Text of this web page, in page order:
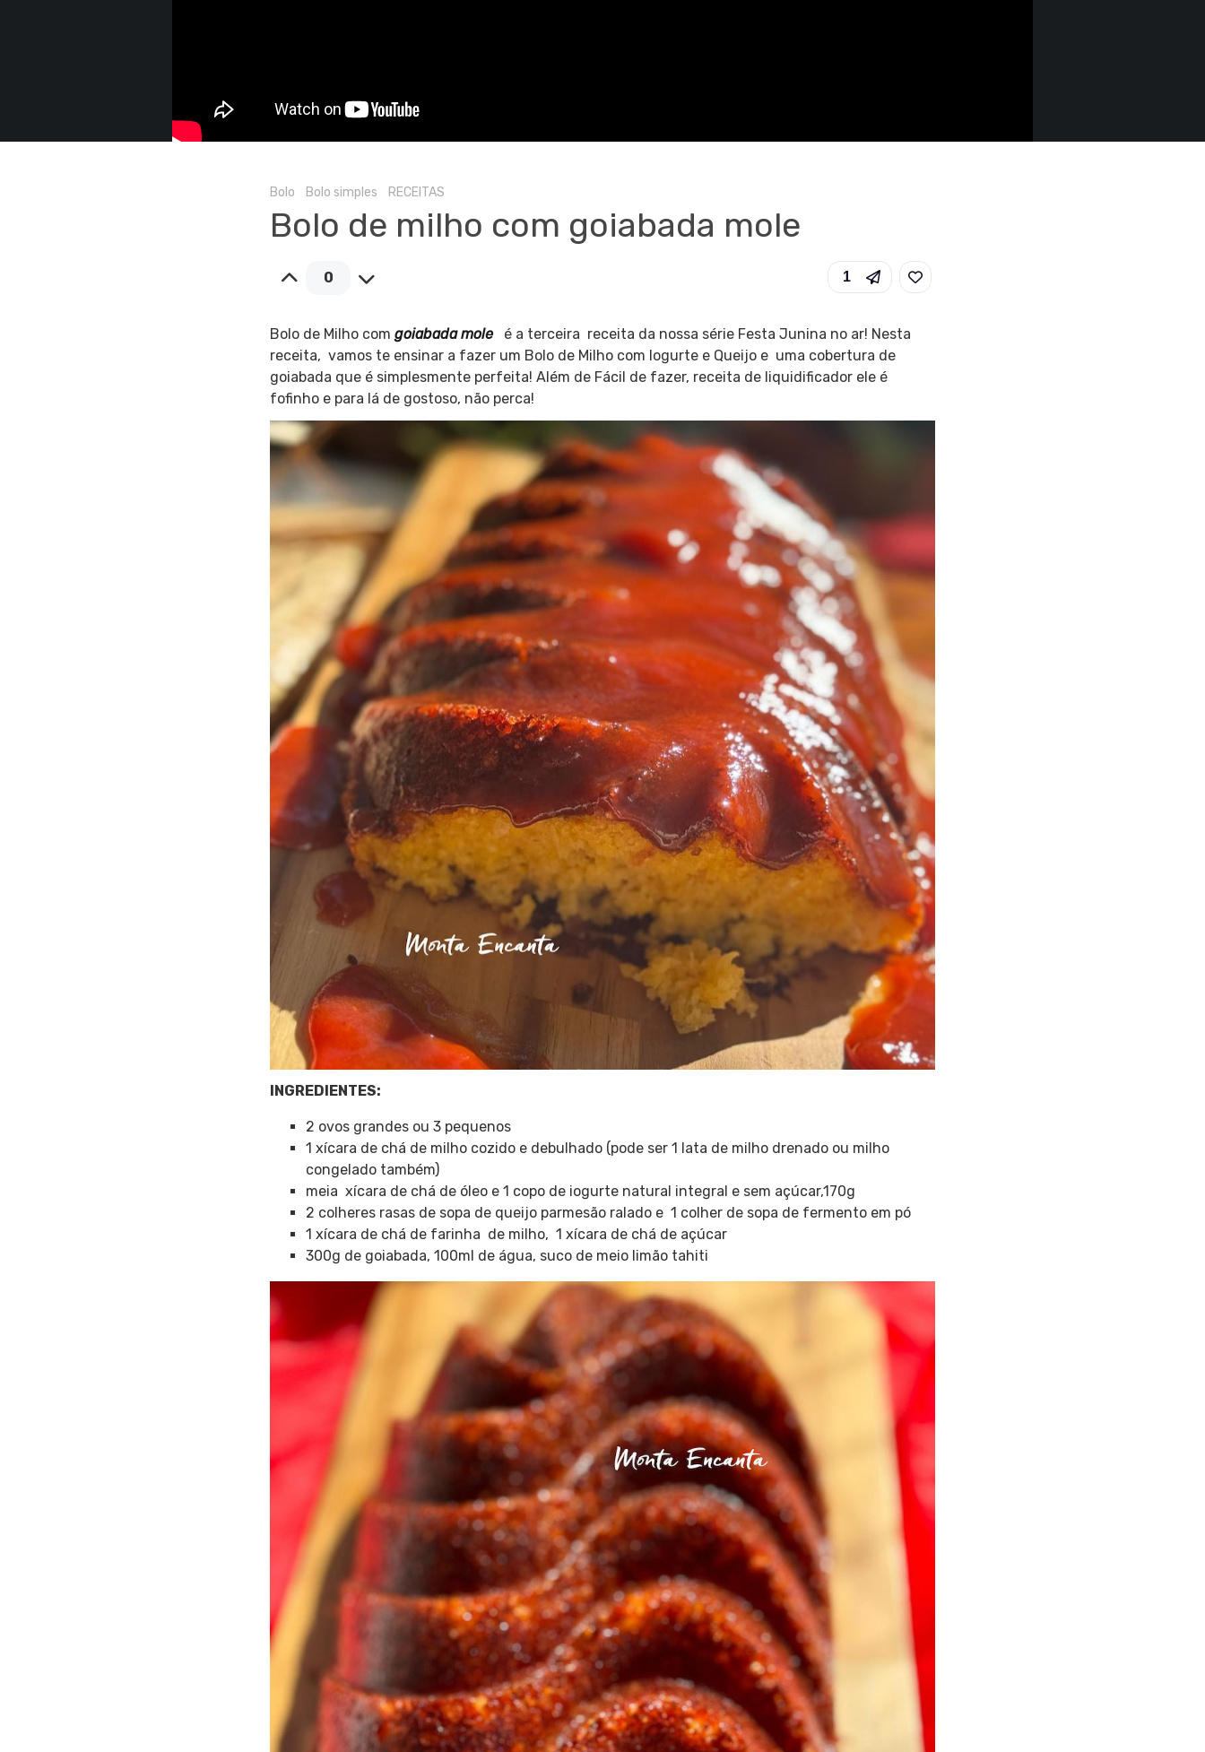
Bolo Bolo simples RECEITAS
Bolo de milho com goiabada mole
0 1
Bolo de Milho comgoiabada mole
é a terceira receita da nossa série Festa Junina no ar! Nesta
receita, vamos te ensinar a fazer um Bolo de Milho com logurte e Queijo e uma cobertura de
goiabada que é simplesmente perfeita! Além de Fácil de fazer, receita de liquidificador ele é
fofinho e para lá de gostoso, não perca!
INGREDIENTES:
2 ovos grandes ou 3 pequenos
1 xícara de chá de milho cozido e debulhado (pode ser 1 lata de milho drenado ou milho
congelado também)
meia xícara de chá de óleo e 1 copo de iogurte natural integral e sem açúcar,170g
2 colheres rasas de sopa de queijo parmesão ralado e 1 colher de sopa de fermento em pó
1 xícara de chá de farinha de milho, 1 xícara de chá de açúcar
300g de goiabada, 100ml de água, suco de meio limão tahiti